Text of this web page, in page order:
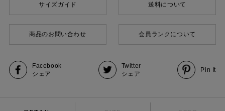
サイズガイド 送料について
商品のお問い合わせ 会員ランクについて
Facebook
シェア
Twitter
シェア
Pin It